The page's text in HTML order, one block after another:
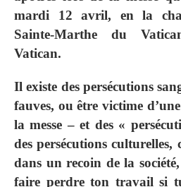
mardi 12 avril, en la
Sainte-Marthe du
Vatican.
Il existe des persécutions
fauves, ou être victime
la messe – et des «
des persécutions culturelles,
dans un recoin de la
faire perdre ton travail si